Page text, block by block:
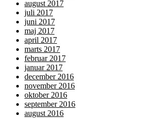
august 2017
juli 2017
juni 2017
maj 2017
april 2017
marts 2017
februar 2017
januar 2017
december 2016
november 2016
oktober 2016
september 2016
august 2016